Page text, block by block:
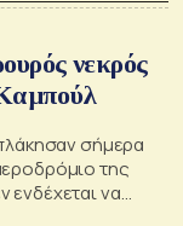
νεκρός
σήμερα
της
να